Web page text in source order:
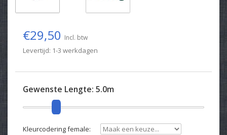
€29,50 Incl. btw
Levertijd: 1-3 werkdagen
Gewenste Lengte: 5.0m
Kleurcodering female: